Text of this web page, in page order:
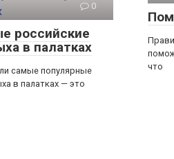
0
российские
в палатках
самые популярные
в палатках — это
что